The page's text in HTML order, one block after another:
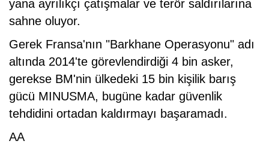
yana ayrılıkçı çatışmalar ve terör saldırılarına
sahne oluyor.
Gerek Fransa'nın "Barkhane Operasyonu" adı
altında 2014'te görevlendirdiği 4 bin asker,
gerekse BM'nin ülkedeki 15 bin kişilik barış
gücü MINUSMA, bugüne kadar güvenlik
tehdidini ortadan kaldırmayı başaramadı.
AA